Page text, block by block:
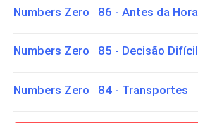
Numbers Zero 86 - Antes da Hora
Numbers Zero 85 - Decisão Difícil
Numbers Zero 84 - Transportes